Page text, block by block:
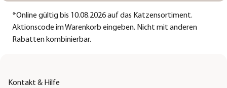
*Online gültig bis 10.08.2026 auf das Katzensortiment.
Aktionscode im Warenkorb eingeben. Nicht mit anderen
Rabatten kombinierbar.
Kontakt & Hilfe